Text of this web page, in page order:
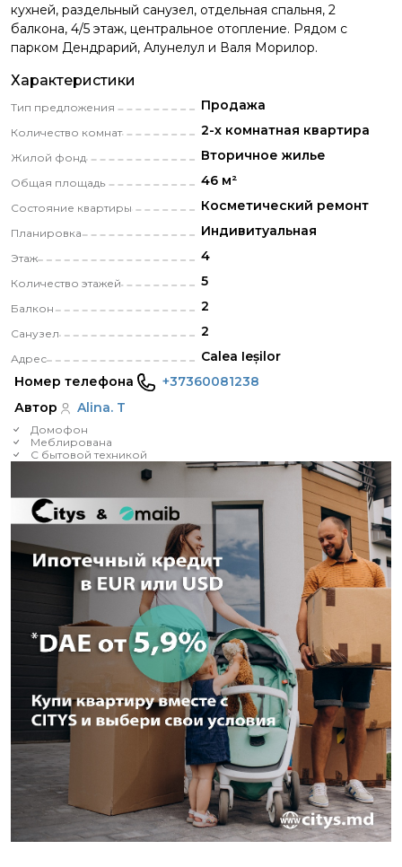
кухней, раздельный санузел, отдельная спальня, 2
балкона, 4/5 этаж, центральное отопление. Рядом с
парком Дендрарий, Алунелул и Валя Морилор.
Характеристики
Тип предложения Продажа
Количество комнат 2-х комнатная квартира
Жилой фонд Вторичное жилье
Общая площадь 46 м²
Состояние квартиры Косметический pемонт
Планировка Индивитуальная
Этаж 4
Количество этажей 5
Балкон 2
Санузел 2
Адрес
Calea Ieșilor
Номер телефона
+37360081238
Автор
Alina. T
Домофон
Меблирована
С бытовой техникой